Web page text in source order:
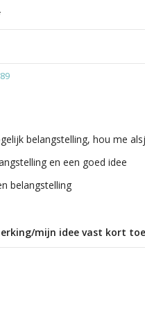
belangstelling, hou me
en een goed idee
belangstelling
mijn idee vast kort